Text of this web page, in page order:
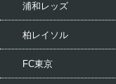
浦和レッズ
柏レイソル
FC東京